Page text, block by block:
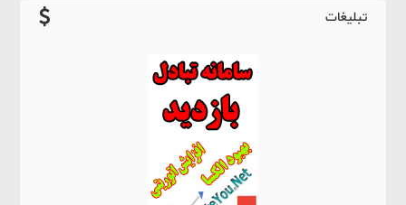
تبلیغات